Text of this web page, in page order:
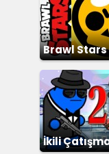
Brawl Stars
İkili